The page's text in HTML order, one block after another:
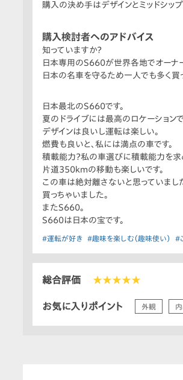
購入の決め手はデザインとミッドシップ
購入検討者へのアドバイス
知っていますか？
日本専用のS660が世界各地でオーナ
日本の名車を守るため一人でも多く買
日本最北のS660です。
夏のドライブには最高のロケーションで
デザインは良いし運転は楽しい。
燃費も良いと、私には満点の車です。
積載能力？私の車選びに積載能力を求
片道350kmの移動も楽しいです。
この車は絶対離さないと思っていまし
買っちゃいました。
またS660。
S660は日本の宝です。
#運転が好き #趣味を楽しむ（趣味使い） #
総合評価 ★★★★★
お気に入りポイント 外観